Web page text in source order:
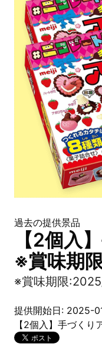
過去の提供景品
【2個入
※賞味期
※賞味期限
提供開始日: 2025-
【2個入】手づくり